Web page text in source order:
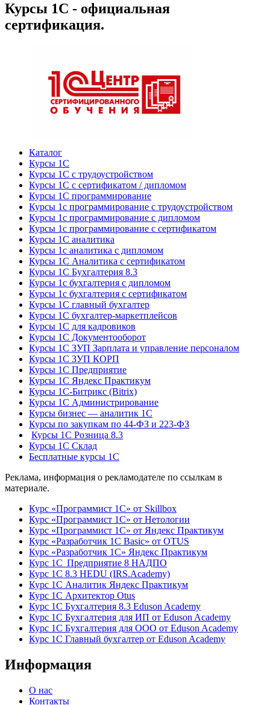
Курсы 1С - официальная
сертификация.
Каталог
Курсы 1С
Курсы 1С с трудоустройством
Курсы 1С с сертификатом / дипломом
Курсы 1С программирование
Курсы 1с программирование с трудоустройством
Курсы 1с программирование с дипломом
Курсы 1с программирование с сертификатом
Курсы 1С аналитика
Курсы 1с аналитика с дипломом
Курсы 1С Аналитика с сертификатом
Курсы 1С Бухгалтерия 8.3
Курсы 1с бухгалтерия с дипломом
Курсы 1с бухгалтерия с сертификатом
Курсы 1С главный бухгалтер
Курсы 1С бухгалтер-маркетплейсов
Курсы 1С для кадровиков
Курсы 1С Документооборот
Курсы 1С ЗУП Зарплата и управление персоналом
Курсы 1С ЗУП КОРП
Курсы 1С Предприятие
Курсы 1С Яндекс Практикум
Курсы 1С-Битрикс (Bitrix)
Курсы 1С Администрирование
Курсы бизнес — аналитик 1С
Курсы по закупкам по 44‑ФЗ и 223‑ФЗ
Курсы 1С Розница 8.3
Курсы 1С Склад
Бесплатные курсы 1С
Реклама, информация о рекламодателе по ссылкам в
материале.
Курс «Программист 1С» от Skillbox
Курс «Программист 1С» от Нетологии
Курс «Программист 1С» от Яндекс Практикум
Курс «Разработчик 1С Basic» от OTUS
Курс «Разработчик 1С» Яндекс Практикум
Курс 1С Предприятие 8 НАДПО
Курс 1С 8.3 HEDU (IRS.Academy)
Курс 1С Аналитик Яндекс Практикум
Курс 1С Архитектор Otus
Курс 1С Бухгалтерия 8.3 Eduson Academy
Курс 1С Бухгалтерия для ИП от Eduson Academy
Курс 1С Бухгалтерия для ООО от Eduson Academy
Курс 1С Главный бухгалтер от Eduson Academy
Информация
О нас
Контакты